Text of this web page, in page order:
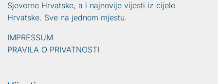
Sjeverne Hrvatske, a i najnovije vijesti iz cijele
Hrvatske. Sve na jednom mjestu.
IMPRESSUM
PRAVILA O PRIVATNOSTI